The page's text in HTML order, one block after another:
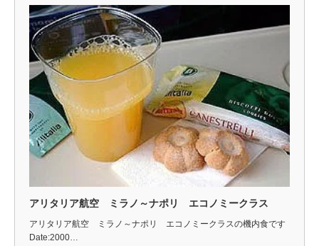
アリタリア航空 ミラノ～ナポリ エコノミークラス
アリタリア航空 ミラノ～ナポリ エコノミークラスの機内食です
Date:2000…